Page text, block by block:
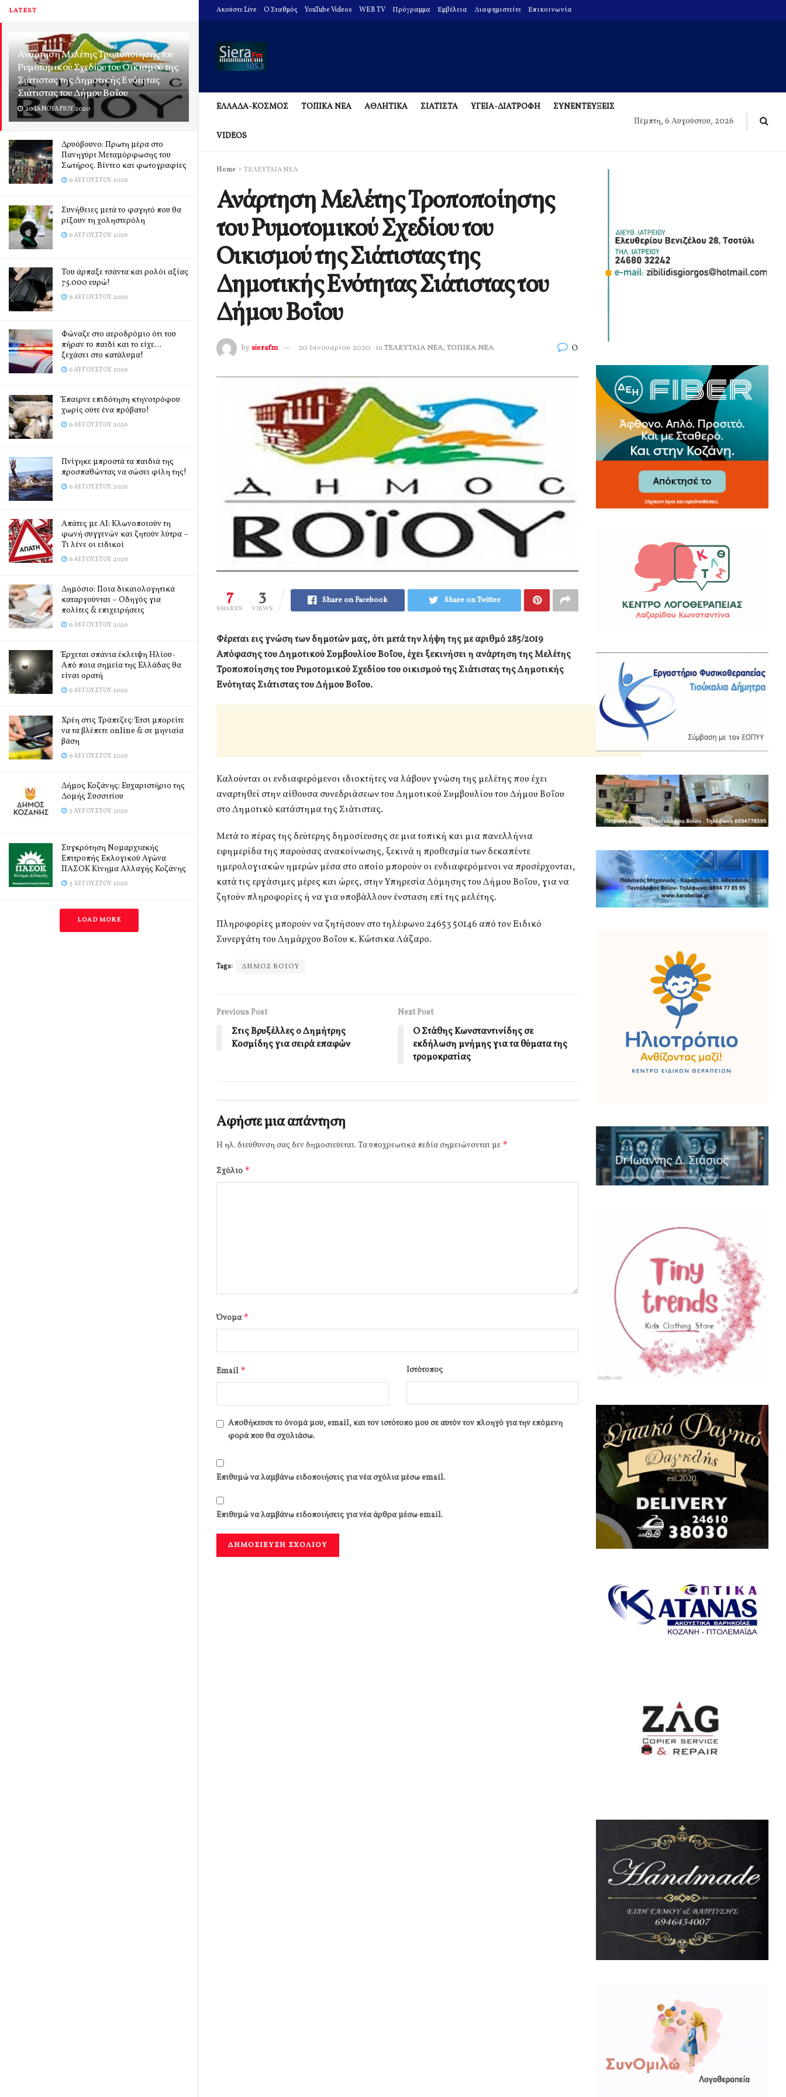
LATEST
Ανάρτηση Μελέτης Τροποποίησης του
Ρυμοτομικού Σχεδίου του Οικισμού της
Σιάτιστας της Δημοτικής Ενότητας
Σιάτιστας του Δήμου Βοΐου
20 ΙΑΝΟΥΑΡΊΟΥ 2020
Δρυόβουνο: Πρωτη μέρα στο
Πανηγύρι Μεταμόρφωσης του
Σωτήρος. Βίντεο και φωτογραφίες
6 ΑΥΓΟΎΣΤΟΥ 2026
Συνήθειες μετά το φαγητό που θα
ρίξουν τη χοληστερόλη
6 ΑΥΓΟΎΣΤΟΥ 2026
Του άρπαξε τσάντα και ρολόι αξίας
75.000 ευρώ!
6 ΑΥΓΟΎΣΤΟΥ 2026
Φώναζε στο αεροδρόμιο ότι του
πήραν το παιδί και το είχε…
ξεχάσει στο κατάλυμα!
6 ΑΥΓΟΎΣΤΟΥ 2026
Έπαιρνε επιδότηση κτηνοτρόφου
χωρίς ούτε ένα πρόβατο!
6 ΑΥΓΟΎΣΤΟΥ 2026
Πνίγηκε μπροστά τα παιδιά της
προσπαθώντας να σώσει φίλη της!
6 ΑΥΓΟΎΣΤΟΥ 2026
Απάτες με AI: Κλωνοποιούν τη
φωνή συγγενών και ζητούν λύτρα –
Τι λένε οι ειδικοί
6 ΑΥΓΟΎΣΤΟΥ 2026
Δημόσιο: Ποια δικαιολογητικά
καταργούνται – Οδηγός για
πολίτες & επιχειρήσεις
6 ΑΥΓΟΎΣΤΟΥ 2026
Έρχεται σπάνια έκλειψη Ηλίου-
Από ποια σημεία της Ελλάδας θα
είναι ορατή
6 ΑΥΓΟΎΣΤΟΥ 2026
Χρέη στις Τράπεζες: Έτσι μπορείτε
να τα βλέπετε online & σε μηνιαία
βάση
6 ΑΥΓΟΎΣΤΟΥ 2026
Δήμος Κοζάνης: Ευχαριστήριο της
Δομής Συσσιτίου
5 ΑΥΓΟΎΣΤΟΥ 2026
Συγκρότηση Νομαρχιακής
Επιτροπής Εκλογικού Αγώνα
ΠΑΣΟΚ Κίνημα Αλλαγής Κοζάνης
5 ΑΥΓΟΎΣΤΟΥ 2026
LOAD MORE
Ακούστε Live O Σταθμός YouTube Videos WEB TV Πρόγραμμα Εμβέλεια Διαφημιστείτε Επικοινωνία
ΕΛΛΑΔΑ-ΚΟΣΜΟΣ ΤΟΠΙΚΑ ΝΕΑ ΑΘΛΗΤΙΚΑ ΣΙΑΤΙΣΤΑ ΥΓΕΙΑ-ΔΙΑΤΡΟΦΗ ΣΥΝΕΝΤΕΥΞΕΙΣ
VIDEOS
Πέμπτη, 6 Αυγούστου, 2026
Home ΤΕΛΕΥΤΑΙΑ ΝΕΑ
Ανάρτηση Μελέτης Τροποποίησης
του Ρυμοτομικού Σχεδίου του
Οικισμού της Σιάτιστας της
Δημοτικής Ενότητας Σιάτιστας του
Δήμου Βοΐου
by sierafm 20 Ιανουαρίου 2020 inΤΕΛΕΥΤΑΙΑ ΝΕΑ, ΤΟΠΙΚΑ ΝΕΑ 0
7
SHARES
3
VIEWS
Share on Facebook Share on Twitter
Φέρεται εις γνώση των δημοτών μας, ότι μετά την λήψη της με αριθμό 285/2019
Απόφασης του Δημοτικού Συμβουλίου Βοΐου, έχει ξεκινήσει η ανάρτηση της Μελέτης
Τροποποίησης του Ρυμοτομικού Σχεδίου του οικισμού της Σιάτιστας της Δημοτικής
Ενότητας Σιάτιστας του Δήμου Βοΐου.
Καλούνται οι ενδιαφερόμενοι ιδιοκτήτες να λάβουν γνώση της μελέτης που έχει
αναρτηθεί στην αίθουσα συνεδριάσεων του Δημοτικού Συμβουλίου του Δήμου Βοΐου
στο Δημοτικό κατάστημα της Σιάτιστας.
Μετά το πέρας της δεύτερης δημοσίευσης σε μια τοπική και μια πανελλήνια
εφημερίδα της παρούσας ανακοίνωσης, ξεκινά η προθεσμία των δεκαπέντε
ημερολογιακών ημερών μέσα στο οποίο μπορούν οι ενδιαφερόμενοι να προσέρχονται,
κατά τις εργάσιμες μέρες και ώρες, στην Υπηρεσία Δόμησης του Δήμου Βοΐου, για να
ζητούν πληροφορίες ή να για υποβάλλουν ένσταση επί της μελέτης.
Πληροφορίες μπορούν να ζητήσουν στο τηλέφωνο 24653 50146 από τον Ειδικό
Συνεργάτη του Δημάρχου Βοΐου κ. Κώτσικα Λάζαρο.
Tags: ΔΗΜΟΣ ΒΟΙΟΥ
Previous Post
Στις Βρυξέλλες ο Δημήτρης
Κοσμίδης για σειρά επαφών
Next Post
Ο Στάθης Κωνσταντινίδης σε
εκδήλωση μνήμης για τα θύματα της
τρομοκρατίας
Αφήστε μια απάντηση
Η ηλ. διεύθυνση σας δεν δημοσιεύεται. Τα υποχρεωτικά πεδία σημειώνονται με *
Σχόλιο *
Όνομα*
Email * Ιστότοπος
Αποθήκευσε το όνομά μου, email, και τον ιστότοπο μου σε αυτόν τον πλοηγό για την επόμενη
φορά που θα σχολιάσω.
Επιθυμώ να λαμβάνω ειδοποιήσεις για νέα σχόλια μέσω email.
Επιθυμώ να λαμβάνω ειδοποιήσεις για νέα άρθρα μέσω email.